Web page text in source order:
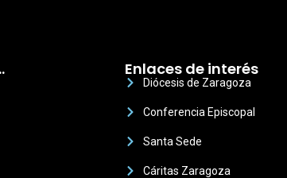
Enlaces de interés
Diócesis de Zaragoza
Conferencia Episcopal
Santa Sede
Cáritas Zaragoza